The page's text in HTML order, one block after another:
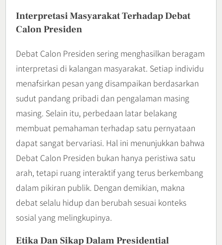
Interpretasi Masyarakat Terhadap Debat
Calon Presiden
Debat Calon Presiden sering menghasilkan beragam
interpretasi di kalangan masyarakat. Setiap individu
menafsirkan pesan yang disampaikan berdasarkan
sudut pandang pribadi dan pengalaman masing
masing. Selain itu, perbedaan latar belakang
membuat pemahaman terhadap satu pernyataan
dapat sangat bervariasi. Hal ini menunjukkan bahwa
Debat Calon Presiden bukan hanya peristiwa satu
arah, tetapi ruang interaktif yang terus berkembang
dalam pikiran publik. Dengan demikian, makna
debat selalu hidup dan berubah sesuai konteks
sosial yang melingkupinya.
Etika Dan Sikap Dalam Presidential